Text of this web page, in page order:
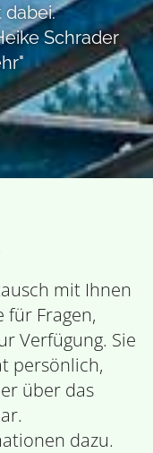
dabei.
Schrader
mit Ihnen
für Fragen,
Verfügung. Sie
persönlich,
über das
dazu.